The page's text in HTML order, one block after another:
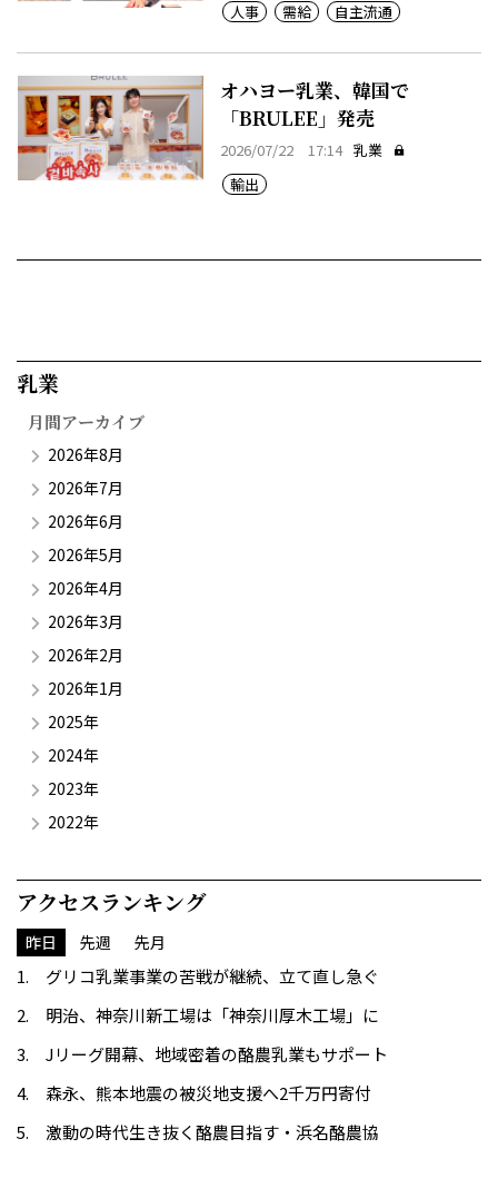
人事
需給 自主流通
オハヨー乳業、韓国で
「BRULEE」発売
2026/07/22 17:14 乳業
輸出
乳業​
月間アーカイブ
2026年8月
2026年7月
2026年6月
2026年5月
2026年4月
2026年3月
2026年2月
2026年1月
2025年
2024年
2023年
2022年
アクセスランキング
昨日 先週 先月
グリコ乳業事業の苦戦が継続、立て直し急ぐ
明治、神奈川新工場は「神奈川厚木工場」に
Jリーグ開幕、地域密着の酪農乳業もサポート
森永、熊本地震の被災地支援へ2千万円寄付
激動の時代生き抜く酪農目指す・浜名酪農協